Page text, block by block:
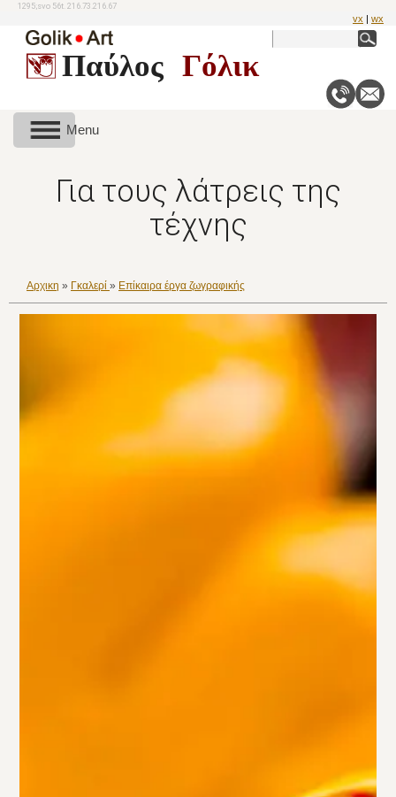
1295;svo 56t. 216.73.216.67
vx | wx
Παύλος Γόλικ
Menu
Για τους λάτρεις της
τέχνης
Αρχικη » Γκαλερί » Επίκαιρα έργα ζωγραφικής